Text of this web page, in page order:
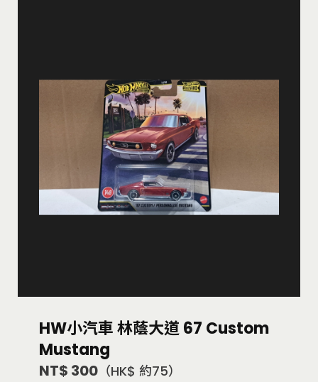
HW小汽車 林蔭大道 67 Custom
Mustang
NT$ 300 （HK$ 約75）